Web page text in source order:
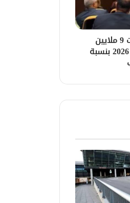
وزير السياحة: مصر استقبلت 9 ملايين
سائح خلال النصف الأول من 2026 بنسبة